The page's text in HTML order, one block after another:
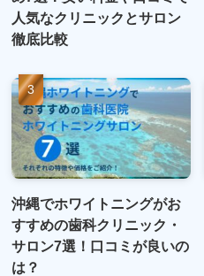
人気なクリニックとサロン
徹底比較
沖縄でホワイトニングがお
すすめの歯科クリニック・
サロン7選！口コミが良いの
は？